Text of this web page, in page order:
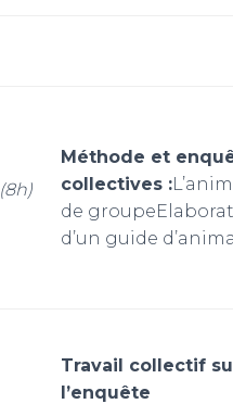
(8h)
Méthode et
collectives :
de
d’un guide
Travail collectif
l’enquête